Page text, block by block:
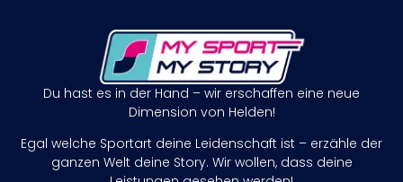
Du hast es in der Hand – wir erschaffen eine neue
Dimension von Helden!
Egal welche Sportart deine Leidenschaft ist – erzähle der
ganzen Welt deine Story. Wir wollen, dass deine